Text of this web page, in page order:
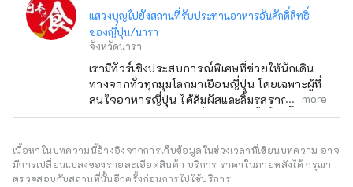
แสวงบุญไปยังสถานที่รับประทานอาหารอันศักดิ์สิทธิ์
ของญี่ปุ่น/นารา
จังหวัดนารา
เรามีทัวร์เชิงประสบการณ์พิเศษที่ช่วยให้นักเดิน
ทางจากทั่วทุกมุมโลกมาเยือนญี่ปุ่น โดยเฉพาะผู้ที่
สนใจอาหารญี่ปุ่น ได้สัมผัสและลิ้มรสรากฐาน
ของวัฒนธรรมอาหารญี่ปุ่น เราก่อตั้งขึ้นโดยทีม
โดยมีเป้าหมายเพื่อนำเสนอเสน่ห์ของนาราและต้น
กำเนิดของอาหารญี่ปุ่นที่อาศัยอยู่ในนารา
กิจกรรมนี้เป็นกิจกรรมที่สำนักงานการท่องเที่ยว
more
เนื้อหาในบทความนี้อ้างอิงจากการเก็บข้อมูลในช่วงเวลาที่เขียนบทความ อาจ
มีการเปลี่ยนแปลงของรายละเอียดสินค้า บริการ ราคาในภายหลังได้ กรุณา
ตรวจสอบกับสถานที่นั้นอีกครั้งก่อนการไปใช้บริการ